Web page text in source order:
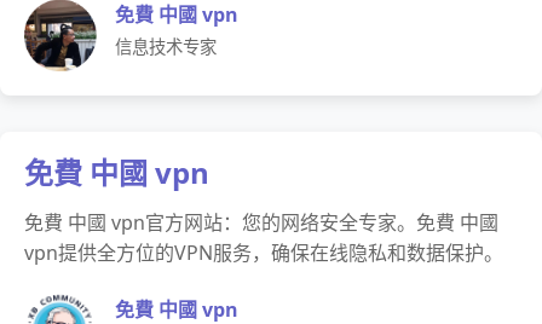
免費 中國 vpn
信息技术专家
免費 中國 vpn
免費 中國 vpn官方网站：您的网络安全专家。免費 中國
vpn提供全方位的VPN服务，确保在线隐私和数据保护。
免費 中國 vpn